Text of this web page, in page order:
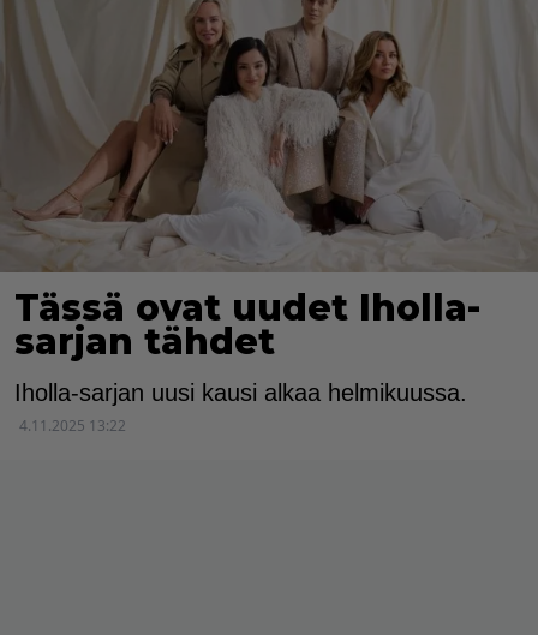
Tässä ovat uudet Iholla-
sarjan tähdet
Iholla-sarjan uusi kausi alkaa helmikuussa.
4.11.2025 13:22